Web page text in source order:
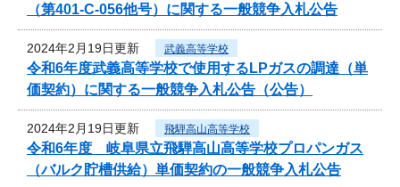
（第401-C-056他号）に関する一般競争入札公告
2024年2月19日更新 武義高等学校
令和6年度武義高等学校で使用するLPガスの調達（単
価契約）に関する一般競争入札公告（公告）
2024年2月19日更新 飛騨高山高等学校
令和6年度 岐阜県立飛騨高山高等学校プロパンガス
（バルク貯槽供給）単価契約の一般競争入札公告